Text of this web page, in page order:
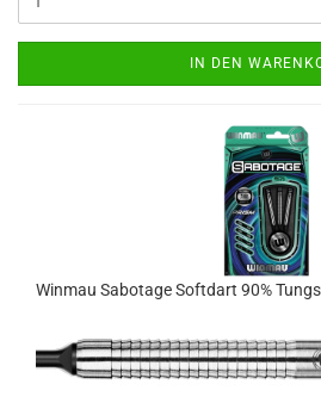
IN DEN
Win­mau Sa­bo­ta­ge Softdart 90%